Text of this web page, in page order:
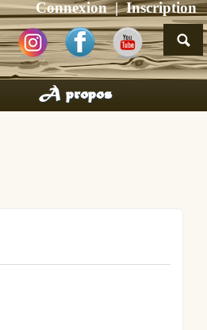
Connexion Inscription
À propos